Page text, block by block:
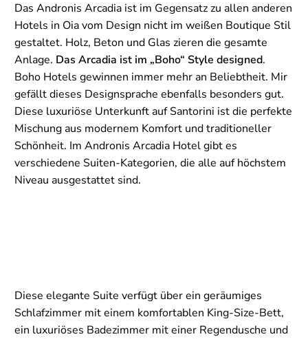
Das Andronis Arcadia ist im Gegensatz zu allen anderen
Hotels in Oia vom Design nicht im weißen Boutique Stil
gestaltet. Holz, Beton und Glas zieren die gesamte
Anlage. Das Arcadia ist im „Boho“ Style designed.
Boho Hotels gewinnen immer mehr an Beliebtheit. Mir
gefällt dieses Designsprache ebenfalls besonders gut.
Diese luxuriöse Unterkunft auf Santorini ist die perfekte
Mischung aus modernem Komfort und traditioneller
Schönheit. Im Andronis Arcadia Hotel gibt es
verschiedene Suiten-Kategorien, die alle auf höchstem
Niveau ausgestattet sind.
Diese elegante Suite verfügt über ein geräumiges
Schlafzimmer mit einem komfortablen King-Size-Bett,
ein luxuriöses Badezimmer mit einer Regendusche und